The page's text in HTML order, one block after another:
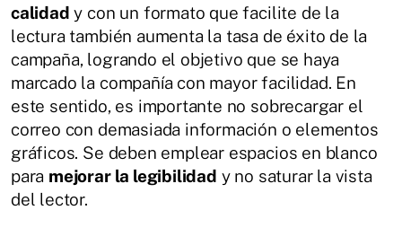
calidad y con un formato que facilite de la
lectura también aumenta la tasa de éxito de la
campaña, logrando el objetivo que se haya
marcado la compañía con mayor facilidad. En
este sentido, es importante no sobrecargar el
correo con demasiada información o elementos
gráficos. Se deben emplear espacios en blanco
para mejorar la legibilidad y no saturar la vista
del lector.